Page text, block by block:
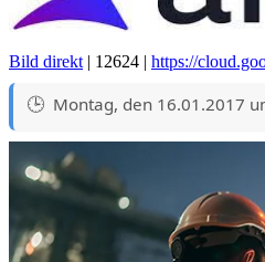
Bild direkt | 12624 | https://
Montag, den 16.01.2017